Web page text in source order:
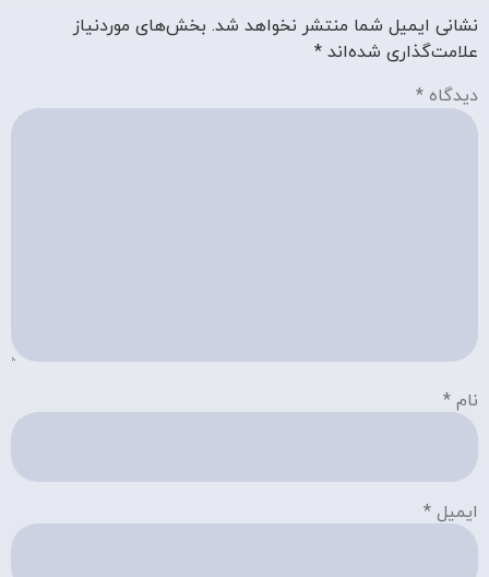
نشانی ایمیل شما منتشر نخواهد شد. بخش‌های موردنیاز
علامت‌گذاری شده‌اند *
دیدگاه *
نام *
ایمیل *